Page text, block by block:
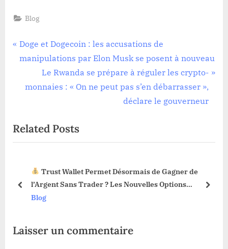
Blog
Navigation
l’article
P
r
u
s
s
Doge et Dogecoin : les accusations de
manipulations par Elon Musk se posent à nouveau
N
e
P
o
t
:
Le Rwanda se prépare à réguler les crypto-
monnaies : « On ne peut pas s’en débarrasser »,
déclare le gouverneur
Related Posts
Trust Wallet Permet Désormais de Gagner de
l’Argent Sans Trader ? Les Nouvelles Options
Dévoilées !
Blog
prev next
Laisser un commentaire